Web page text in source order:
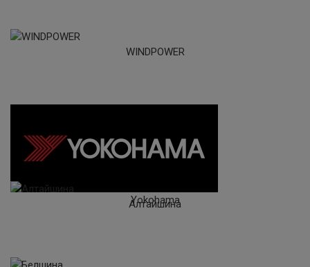
WINDPOWER
Yokohama
Алтайшина